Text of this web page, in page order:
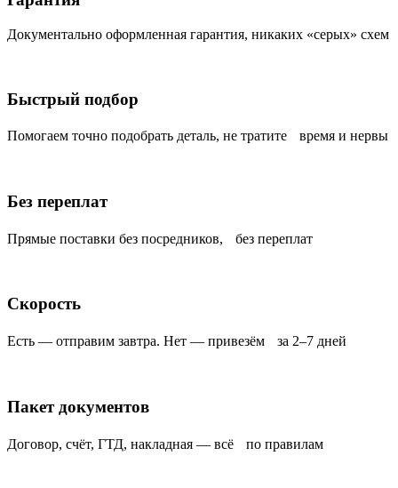
Документально оформленная гарантия, никаких «серых» схем
Быстрый подбор
Помогаем точно подобрать деталь, не тратите время и нервы
Без переплат
Прямые поставки без посредников, без переплат
Скорость
Есть — отправим завтра. Нет — привезём за 2–7 дней
Пакет документов
Договор, счёт, ГТД, накладная — всё по правилам